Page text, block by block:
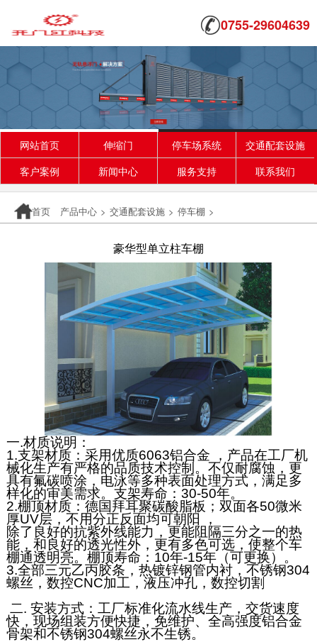
0755-29604639
网站首页 伸缩门 停车场系统
交通配套设施
客户案例
新闻中心 服务支持 联系我们
首页 产品中心 > 交通配套设施 > 停车棚 >
豪华型单立柱车棚
一.材质说明：
1.支架材质：采用优质6063铝合金 ，产品在工厂机
械化生产有严格的品质技术控制。 不仅耐腐蚀，更
具有氟碳喷涂，电泳等多种表面处理方式，满足多
样化的审美需求。 支架寿命：30-50年。
2.棚顶材质：德国拜耳聚碳酸脂板； 双面各50微米
厚UV层，不用分正反面均可朝阳
，
除了良好的抗紫外线能力，更能阻隔三分之一的热
能，和良好的透光性外，更有多色可选，使整个车
棚通透明亮。 棚顶寿命：10年-15年（可更换）。
3.全部三元乙丙胶条，热镀锌钢管内衬，不锈钢304
螺丝，数控CNC加工，液压冲孔，数控切割
二. 安装方式：工厂标准化流水线生产，交货速度
快，现场组装方便快捷，免维护、全高强度铝合金
骨架和不锈钢304螺丝永不生锈。